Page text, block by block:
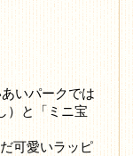
いパークでは
）と「ミニ宝
可愛いラッピ